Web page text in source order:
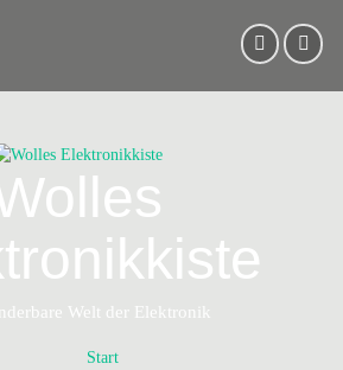
Welt der Elektronik
Start